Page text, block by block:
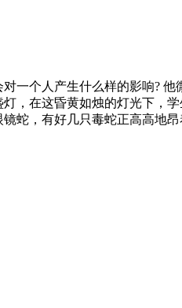
一个人产生什么样的影响?
，在这昏黄如烛的灯光下，
蛇，有好几只毒蛇正高高地昂